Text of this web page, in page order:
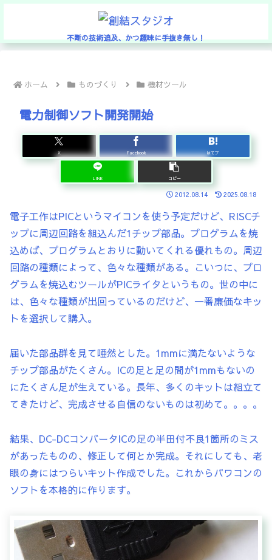
不断の技術追及、かつ趣味に手抜き無し！
ホーム ものづくり 機材ツール
電力制御ソフト開発開始
X Facebook はてブ
LINE コピー
2012.08.14 2025.08.18
電子工作はPICというマイコンを使う予定だけど、RISCチ
ップに周辺回路を組込んだ1チップ部品。プログラムを焼
込めば、プログラムとおりに動いてくれる優れもの。周辺
回路の種類によって、色々な種類がある。こいつに、プロ
グラムを焼込むツールがPICライタというもの。世の中に
は、色々な種類が出回っているのだけど、一番廉価なキッ
トを選択して購入。
届いた部品群を見て唖然とした。1mmに満たないような
チップ部品がたくさん。ICの足と足の間が1mmもないの
にたくさん足が生えている。長年、多くのキットは組立て
てきたけど、完成させる自信のないものは初めて。。。。
結果、DC-DCコンバータICの足の半田付不良1箇所のミス
があったものの、修正して何とか完成。それにしても、老
眼の身にはつらいキット作成でした。これからパワコンの
ソフトを本格的に作ります。